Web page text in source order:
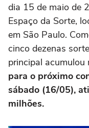
dia 15 de maio de
Espaço da Sorte,
em São Paulo.
cinco dezenas
principal acumulou
para o próximo
sábado (16/05),
milhões.